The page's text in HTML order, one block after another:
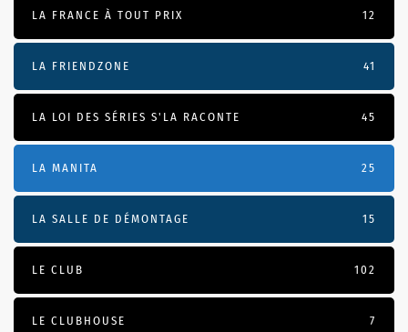
LA FRANCE À TOUT PRIX 12
LA FRIENDZONE 41
LA LOI DES SÉRIES S'LA RACONTE 45
LA MANITA 25
LA SALLE DE DÉMONTAGE 15
LE CLUB 102
LE CLUBHOUSE 7